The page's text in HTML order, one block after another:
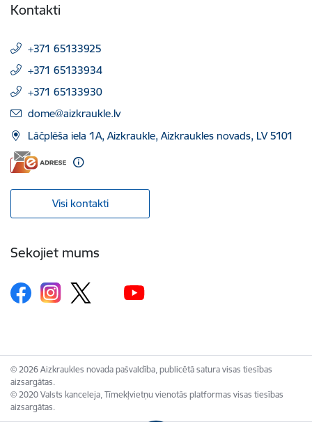
Kontakti
+371 65133925
+371 65133934
+371 65133930
E-pasts:
dome@aizkraukle.lv
Lāčplēša iela 1A, Aizkraukle, Aizkraukles novads, LV 5101
Visi kontakti
Sekojiet mums
© 2026 Aizkraukles novada pašvaldība, publicētā satura visas tiesības
aizsargātas.
© 2020 Valsts kanceleja, Tīmekļvietņu vienotās platformas visas tiesības
aizsargātas.